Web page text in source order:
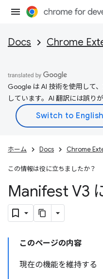
Docs Chrome
Google は AI 技術を使用して
しています。AI 翻訳には誤り
ホーム Docs Chrome
この情報は役に立ちましたか？
Manifest V3
このページの内容
現在の機能を維持する